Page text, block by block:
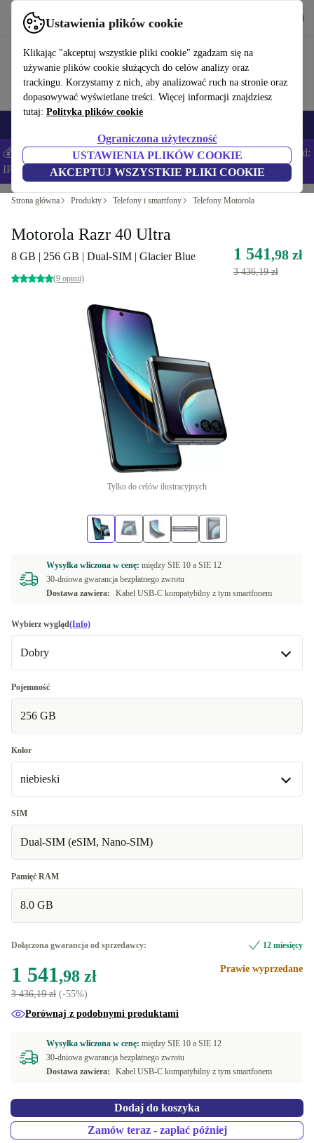
Ustawienia plików cookie
Klikając "akceptuj wszystkie pliki cookie" zgadzam się na
używanie plików cookie służących do celów analizy oraz
trackingu. Korzystamy z nich, aby analizować ruch na stronie oraz
dopasowywać wyświetlane treści. Więcej informacji znajdziesz
tutaj: Polityka plików cookie
Ograniczona użyteczność
USTAWIENIA PLIKÓW COOKIE
AKCEPTUJ WSZYSTKIE PLIKI COOKIE
Korzystaj z refurbed szybko i łatwo
💰Zaoszczędź DODATKOWE 5% na wszystkich iPhone’ach – Kod:
IPHONEDEAL –Regulamin
Strona główna Produkty Telefony i smartfony Telefony Motorola
Motorola Razr 40 Ultra
8 GB | 256 GB | Dual-SIM | Glacier Blue
(9 opinii)
1 541,98 zł
3 436,19 zł
Tylko do celów ilustracyjnych
Wysyłka wliczona w cenę: między SIE 10 a SIE 12
30-dniowa gwarancja bezpłatnego zwrotu
Dostawa zawiera:
Kabel USB-C kompatybilny z tym smartfonem
Wybierz wygląd(Info)
Dobry
Dobry
Bardzo dobry
Pojemność
256 GB
Kolor
niebieski
niebieski
czarny
różowy
SIM
Dual-SIM (eSIM, Nano-SIM)
Pamięć RAM
8.0 GB
Dołączona gwarancja od sprzedawcy: 12 miesięcy
1 541,98 zł
3 436,19 zł (-55%)
Prawie wyprzedane
Porównaj z podobnymi produktami
Wysyłka wliczona w cenę: między SIE 10 a SIE 12
30-dniowa gwarancja bezpłatnego zwrotu
Dostawa zawiera:
Kabel USB-C kompatybilny z tym smartfonem
Dodaj do koszyka
Zamów teraz - zapłać później